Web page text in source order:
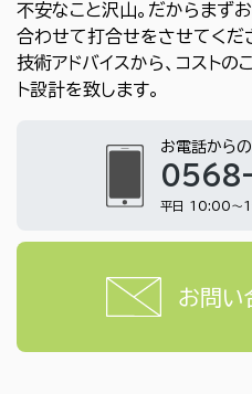
不安なこと沢山。だからまず
合わせて打合せをさせてくだ
技術アドバイスから、コストの
ト設計を致します。
お電話から
平日 10:00～
お問い